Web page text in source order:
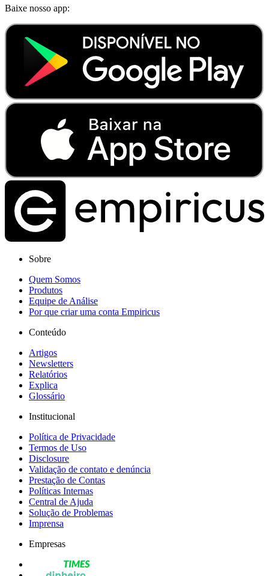
Baixe nosso app:
Sobre
Quem Somos
Produtos
Equipe de Análise
Por que criar uma conta Empiricus
Conteúdo
Artigos
Newsletters
Relatórios
Explica
Glossário
Institucional
Política de Privacidade
Termos de Uso
Disclosure
Validação de contato e denúncia
Prestação de Contas
Políticas Internas
Central de Ajuda
Solução de Problemas
Imprensa
Empresas